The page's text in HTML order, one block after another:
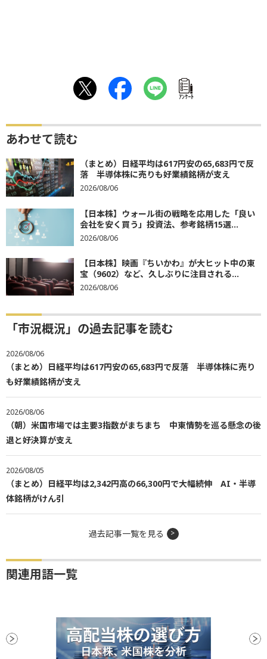
ｱﾝｹｰﾄ
あわせて読む
（まとめ）日経平均は617円安の65,683円で反
落 半導体株に売りも好業績銘柄が支え
2026/08/06
【日本株】ウォール街の戦略を応用した「良い
会社を安く買う」投資法、参考銘柄15選...
2026/08/06
【日本株】映画『ちいかわ』が大ヒット中の東
宝（9602）など、久しぶりに注目される...
2026/08/06
「市況概況」の過去記事を読む
2026/08/06
（まとめ）日経平均は617円安の65,683円で反落 半導体株に売り
も好業績銘柄が支え
2026/08/06
（朝）米国市場では主要3指数がまちまち 中東情勢を巡る懸念の後
退と好決算が支え
2026/08/05
（まとめ）日経平均は2,342円高の66,300円で大幅続伸 AI・半導
体銘柄がけん引
過去記事一覧を見る
関連用語一覧